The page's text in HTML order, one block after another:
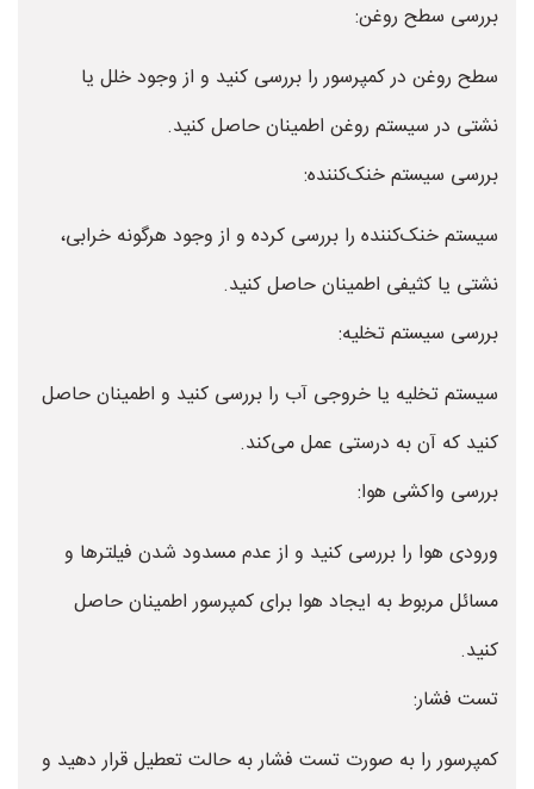
بررسی سطح روغن:
سطح روغن در کمپرسور را بررسی کنید و از وجود خلل یا
نشتی در سیستم روغن اطمینان حاصل کنید.
بررسی سیستم خنک‌کننده:
سیستم خنک‌کننده را بررسی کرده و از وجود هرگونه خرابی،
نشتی یا کثیفی اطمینان حاصل کنید.
بررسی سیستم تخلیه:
سیستم تخلیه یا خروجی آب را بررسی کنید و اطمینان حاصل
کنید که آن به درستی عمل می‌کند.
بررسی واکشی هوا:
ورودی هوا را بررسی کنید و از عدم مسدود شدن فیلترها و
مسائل مربوط به ایجاد هوا برای کمپرسور اطمینان حاصل
کنید.
تست فشار:
کمپرسور را به صورت تست فشار به حالت تعطیل قرار دهید و